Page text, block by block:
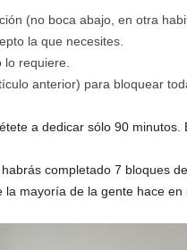
(no boca abajo, en otra
la que necesites.
requiere.
anterior) para bloquear
a dedicar sólo 90 minutos.
completado 7 bloques
mayoría de la gente hace en